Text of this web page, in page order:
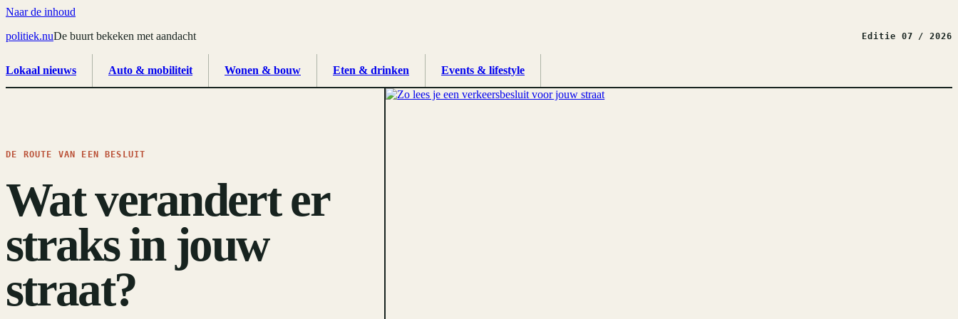
Naar de inhoud
politiek.nuDe buurt bekeken met aandacht Editie 07 / 2026
Lokaal nieuws Auto & mobiliteit Wonen & bouw Eten & drinken Events & lifestyle
DE ROUTE VAN EEN BESLUIT
Wat verandert er
straks in jouw
straat?